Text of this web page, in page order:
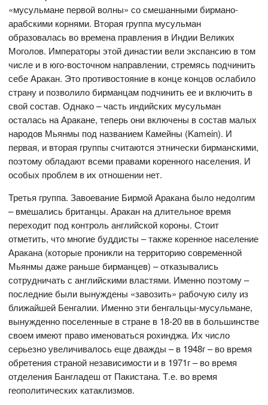
«мусульмане первой волны» со смешанными бирмано-
арабскими корнями. Вторая группа мусульман
образовалась во времена правления в Индии Великих
Моголов. Императоры этой династии вели экспансию в том
числе и в юго-восточном направлении, стремясь подчинить
себе Аракан. Это противостояние в конце концов ослабило
страну и позволило бирманцам подчинить ее и включить в
свой состав. Однако – часть индийских мусульман
осталась на Аракане, теперь они включены в состав малых
народов Мьянмы под названием Камейны (Kamein). И
первая, и вторая группы считаются этнически бирманскими,
поэтому обладают всеми правами коренного населения. И
особых проблем в их отношении нет.
Третья группа. Завоевание Бирмой Аракана было недолгим
– вмешались британцы. Аракан на длительное время
переходит под контроль английской короны. Стоит
отметить, что многие буддисты – также коренное население
Аракана (которые проникли на территорию современной
Мьянмы даже раньше бирманцев) – отказывались
сотрудничать с английскими властями. Именно поэтому –
последние были вынуждены «завозить» рабочую силу из
ближайшей Бенгалии. Именно эти бенгальцы-мусульмане,
вынужденно поселенные в стране в 18-20 вв в большинстве
своем имеют право именоваться рохинджа. Их число
серьезно увеличивалось еще дважды – в 1948г – во время
обретения страной независимости и в 1971г – во время
отделения Бангладеш от Пакистана. Т.е. во время
геополитических катаклизмов.